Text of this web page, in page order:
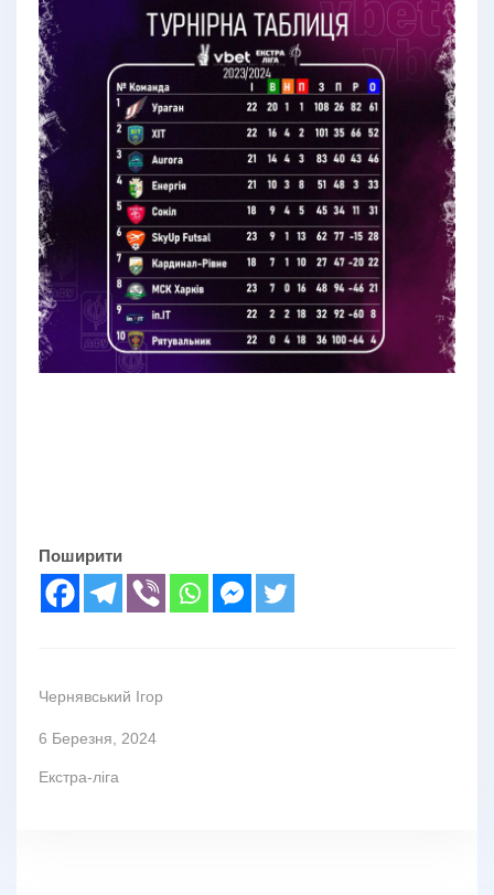
Поширити
Чернявський Ігор
6 Березня, 2024
Екстра-ліга